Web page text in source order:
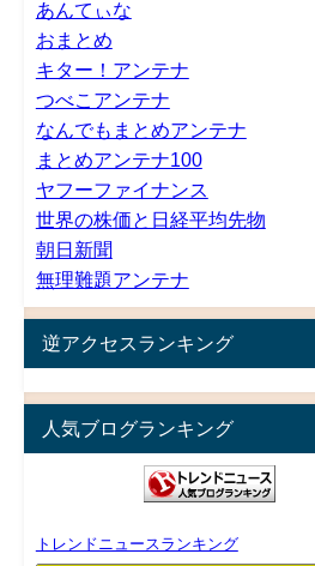
あんてぃな
おまとめ
キター！アンテナ
つべこアンテナ
なんでもまとめアンテナ
まとめアンテナ100
ヤフーファイナンス
世界の株価と日経平均先物
朝日新聞
無理難題アンテナ
逆アクセスランキング
人気ブログランキング
トレンドニュースランキング